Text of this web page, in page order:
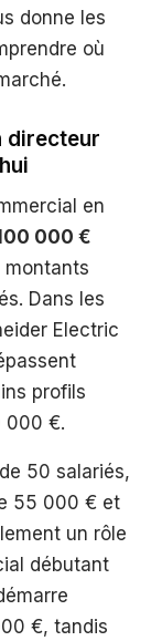
donne les
où
directeur
en
000 €
montants
Dans les
Electric
profils
000 €.
50 salariés,
55 000 € et
un rôle
débutant
€, tandis